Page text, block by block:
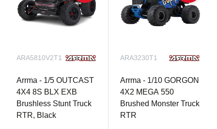
ARA5810V2T1
Arrma - 1/5 OUTCAST
4X4 8S BLX EXB
Brushless Stunt Truck
RTR, Black
ARA3230T1
Arrma - 1/10 GORGON
4X2 MEGA 550
Brushed Monster Truck
RTR